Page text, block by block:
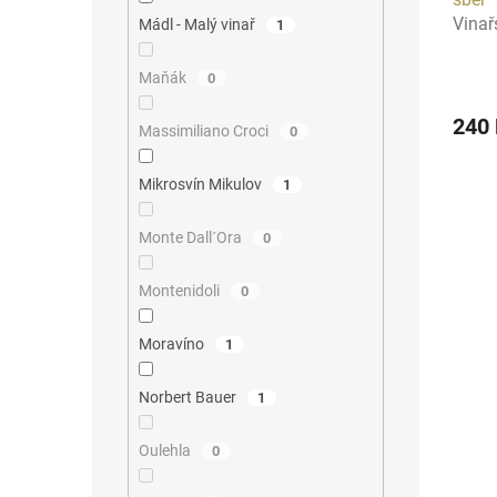
Mádl - Malý vinař 1
Maňák 0
Massimiliano Croci 0
Mikrosvín Mikulov 1
Monte Dall´Ora 0
Montenidoli 0
Moravíno 1
Norbert Bauer 1
Oulehla 0
240